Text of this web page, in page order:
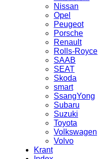
Nissan
Opel
Peugeot
Porsche
Renault
Rolls-Royce
SAAB
SEAT
Skoda
smart
SsangYong
Subaru
Suzuki
Toyota
Volkswagen
Volvo
Krant